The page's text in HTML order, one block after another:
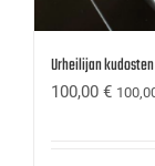
Urheilijan
100,00 €